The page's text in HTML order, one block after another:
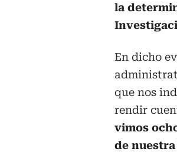
la
En dicho
que nos
rendir
vimos
de